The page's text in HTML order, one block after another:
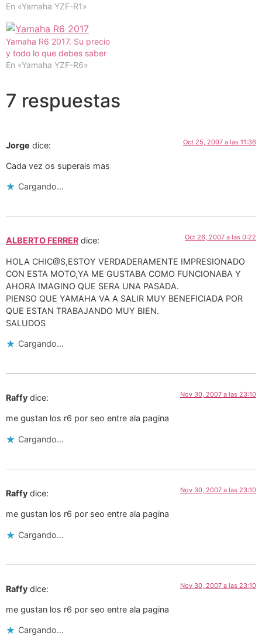
En «Yamaha YZF-R1»
Yamaha R6 2017. Su precio
y todo lo que debes saber
En «Yamaha YZF-R6»
7 respuestas
Jorge dice: Oct 25, 2007 a las 11:36
Cada vez os superais mas
Cargando...
ALBERTO FERRER dice: Oct 26, 2007 a las 0:22
HOLA CHIC@S,ESTOY VERDADERAMENTE IMPRESIONADO
CON ESTA MOTO,YA ME GUSTABA COMO FUNCIONABA Y
AHORA IMAGINO QUE SERA UNA PASADA.
PIENSO QUE YAMAHA VA A SALIR MUY BENEFICIADA POR
QUE ESTAN TRABAJANDO MUY BIEN.
SALUDOS
Cargando...
Raffy dice: Nov 30, 2007 a las 23:10
me gustan los r6 por seo entre ala pagina
Cargando...
Raffy dice: Nov 30, 2007 a las 23:10
me gustan los r6 por seo entre ala pagina
Cargando...
Raffy dice: Nov 30, 2007 a las 23:10
me gustan los r6 por seo entre ala pagina
Cargando...